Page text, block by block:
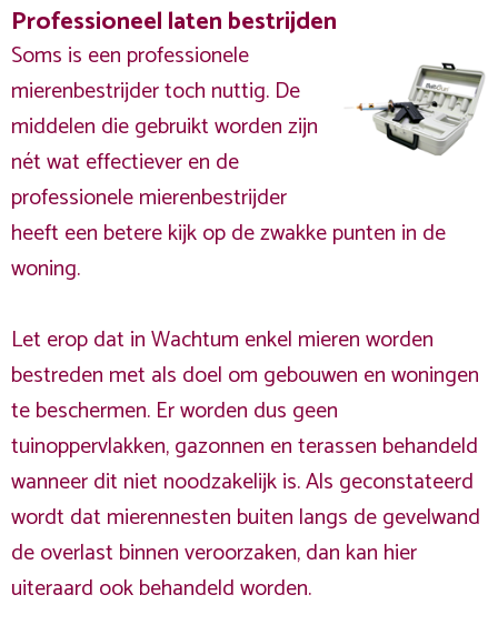
Professioneel laten bestrijden
Soms is een professionele
mierenbestrijder toch nuttig. De
middelen die gebruikt worden zijn
nét wat effectiever en de
professionele mierenbestrijder
heeft een betere kijk op de zwakke punten in de
woning.
Let erop dat in Wachtum enkel mieren worden
bestreden met als doel om gebouwen en woningen
te beschermen. Er worden dus geen
tuinoppervlakken, gazonnen en terassen behandeld
wanneer dit niet noodzakelijk is. Als geconstateerd
wordt dat mierennesten buiten langs de gevelwand
de overlast binnen veroorzaken, dan kan hier
uiteraard ook behandeld worden.